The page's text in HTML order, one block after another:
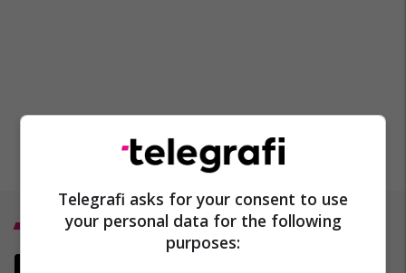
Top 5
Telegrafi asks for your consent to use
your personal data for the following
purposes: